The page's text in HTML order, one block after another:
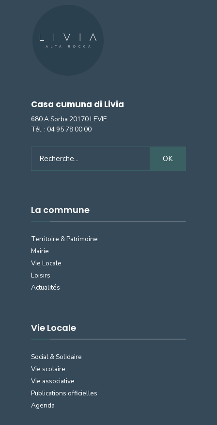
Casa cumuna di Livia
680 A Sorba 20170 LEVIE
Tél. : 04 95 78 00 00
for:
OK
La commune
Territoire & Patrimoine
Mairie
Vie Locale
Loisirs
Actualités
Vie Locale
Social & Solidaire
Vie scolaire
Vie associative
Publications officielles
Agenda